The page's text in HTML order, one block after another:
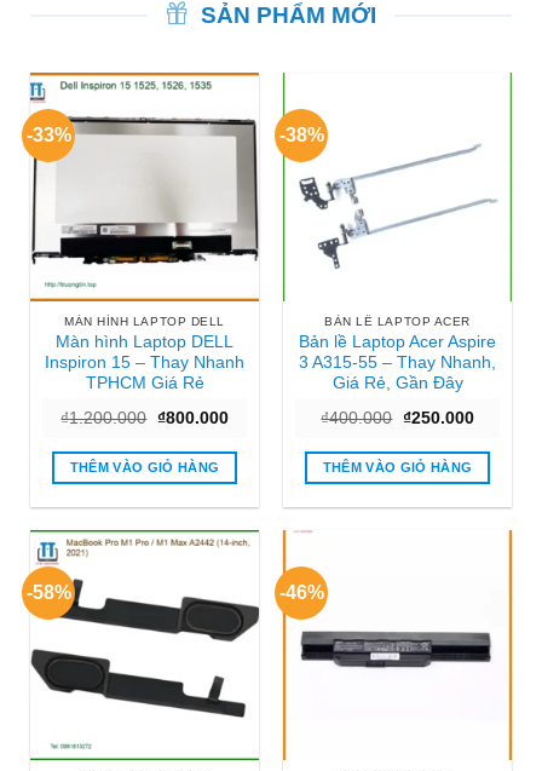
SẢN PHẨM MỚI
-33%
MÀN HÌNH LAPTOP DELL
Màn hình Laptop DELL
Inspiron 15 – Thay Nhanh
TPHCM Giá Rẻ
₫1.200.000 Giá
là:
₫1.200.000.
₫800.000Giá
tại
₫800.000.
THÊM VÀO GIỎ HÀNG
-38%
BẢN LỀ LAPTOP ACER
Bản lề Laptop Acer Aspire
3 A315-55 – Thay Nhanh,
Giá Rẻ, Gần Đây
₫400.000 Giá
là:
₫400.000.
₫250.000Giá
tại
THÊM VÀO GIỎ HÀNG
-58% -46%